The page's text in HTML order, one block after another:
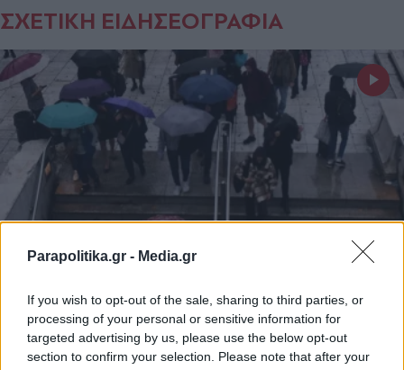
Parapolitika.gr - Media.gr
If you wish to opt-out of the sale, sharing to third parties, or
processing of your personal or sensitive information for
targeted advertising by us, please use the below opt-out
section to confirm your selection. Please note that after your
ΣΧΕΤΙΚΗ ΕΙΔΗΣΕΟΓΡΑΦΙΑ
ΕΛΛΑΔΑ
23.11.2023 07:16
PARAPOLITIKA NEWSROOM
Καιρός: Βροχές και πτώση της